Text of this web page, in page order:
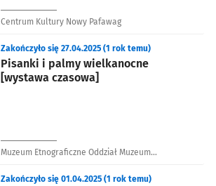
Centrum Kultury Nowy Pafawag
Pisanki i palmy wielkanocne
[wystawa czasowa]
Zakończyło się 27.04.2025 (1 rok temu)
Muzeum Etnograficzne Oddział Muzeum
Zakończyło się 01.04.2025 (1 rok temu)